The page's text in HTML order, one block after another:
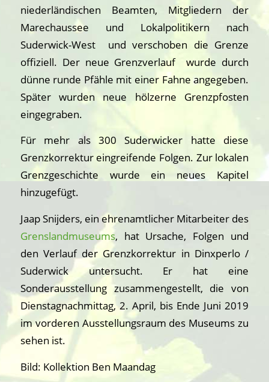
niederländischen Beamten, Mitgliedern der
Marechaussee und Lokalpolitikern nach
Suderwick-West und verschoben die Grenze
offiziell. Der neue Grenzverlauf wurde durch
dünne runde Pfähle mit einer Fahne angegeben.
Später wurden neue hölzerne Grenzpfosten
eingegraben.
Für mehr als 300 Suderwicker hatte diese
Grenzkorrektur eingreifende Folgen. Zur lokalen
Grenzgeschichte wurde ein neues Kapitel
hinzugefügt.
Jaap Snijders, ein ehrenamtlicher Mitarbeiter des
Grenslandmuseums, hat Ursache, Folgen und
den Verlauf der Grenzkorrektur in Dinxperlo /
Suderwick untersucht. Er hat eine
Sonderausstellung zusammengestellt, die von
Dienstagnachmittag, 2. April, bis Ende Juni 2019
im vorderen Ausstellungsraum des Museums zu
sehen ist.
Bild: Kollektion Ben Maandag